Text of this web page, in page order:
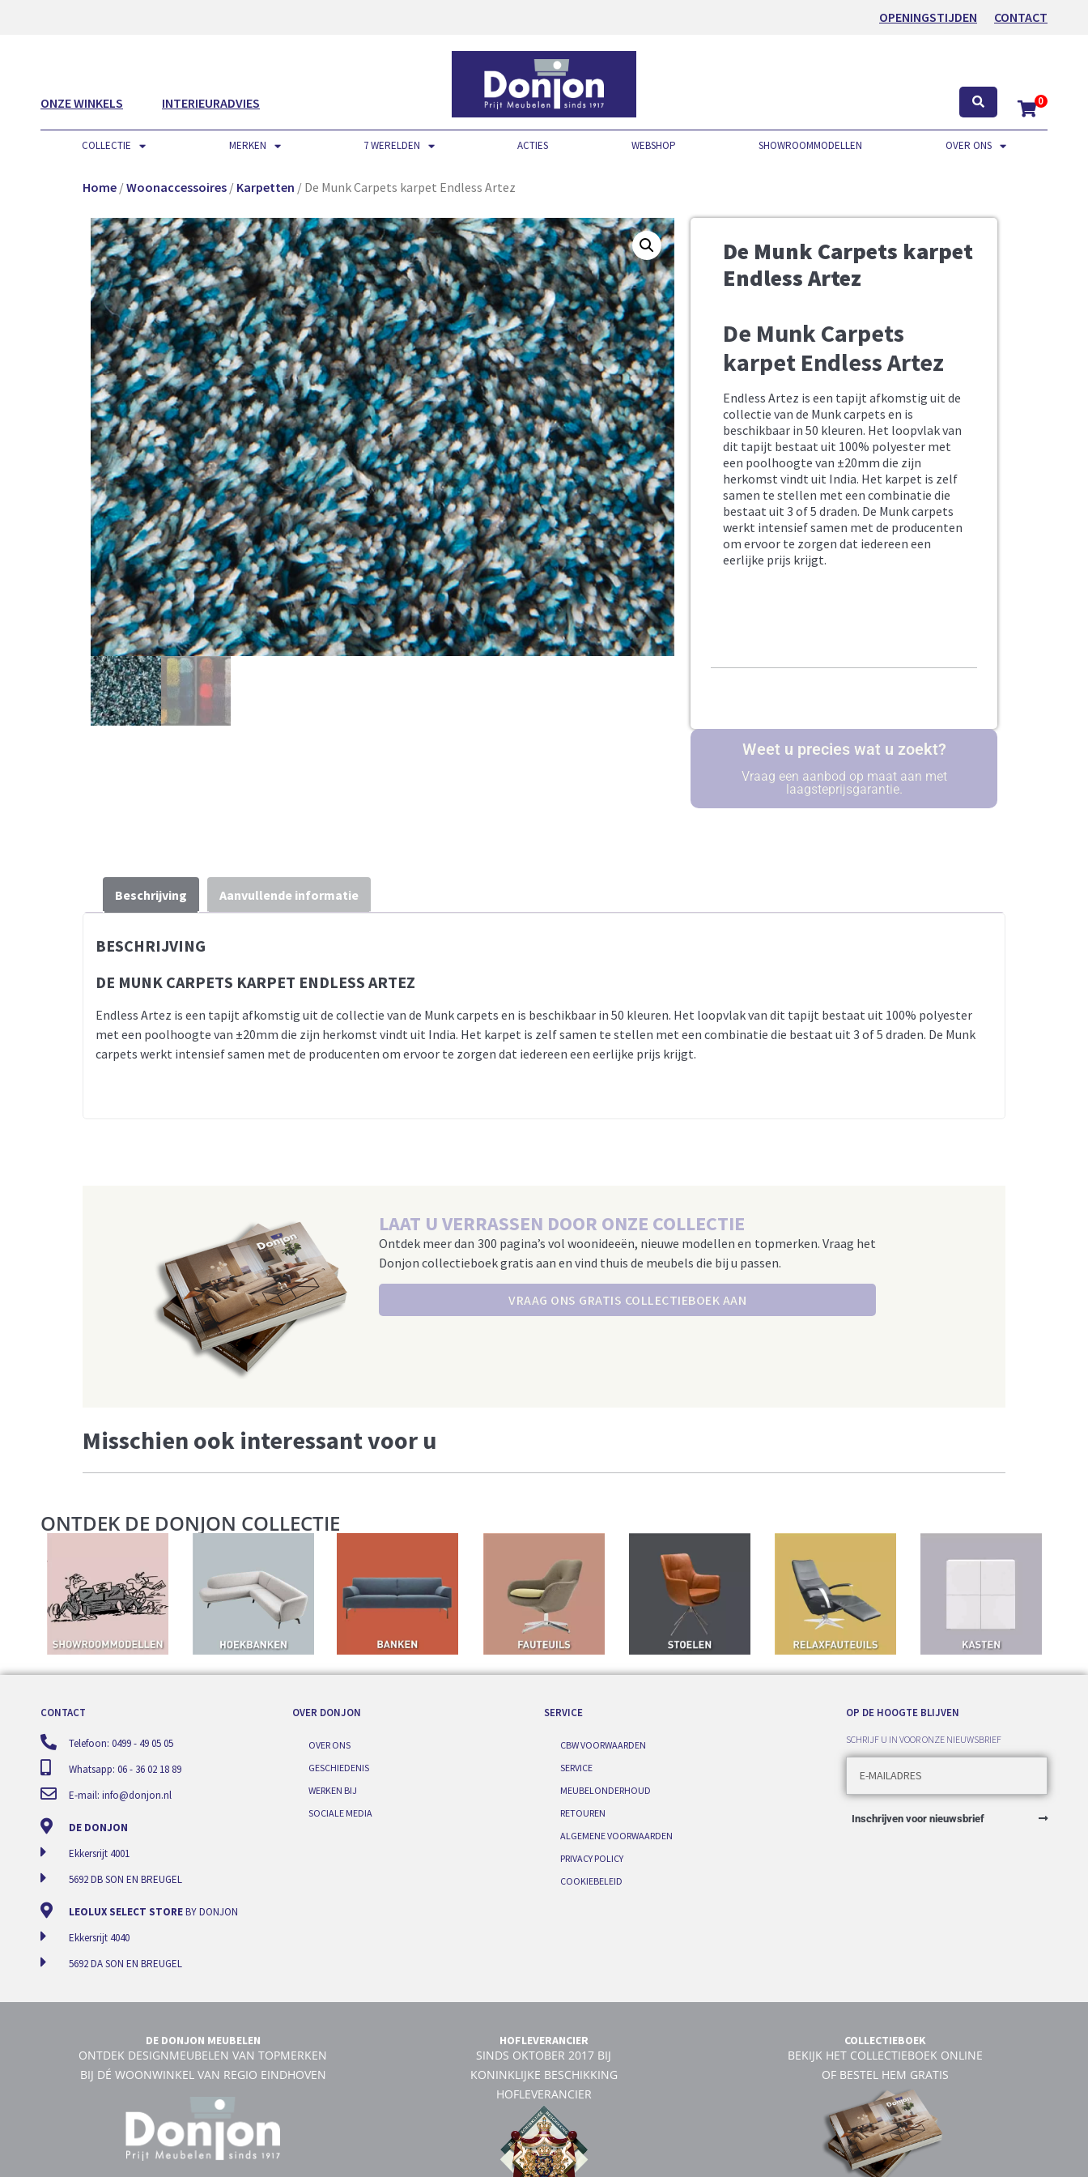
OPENINGSTIJDEN CONTACT
ONZE WINKELS INTERIEURADVIES 0
COLLECTIE MERKEN 7 WERELDEN ACTIES WEBSHOP SHOWROOMMODELLEN OVER ONS
Home /Woonaccessoires / Karpetten / De Munk Carpets karpet Endless Artez
De Munk Carpets karpet
Endless Artez
De Munk Carpets
karpet Endless Artez
Endless Artez is een tapijt afkomstig uit de
collectie van de Munk carpets en is
beschikbaar in 50 kleuren. Het loopvlak van
dit tapijt bestaat uit 100% polyester met
een poolhoogte van ±20mm die zijn
herkomst vindt uit India. Het karpet is zelf
samen te stellen met een combinatie die
bestaat uit 3 of 5 draden. De Munk carpets
werkt intensief samen met de producenten
om ervoor te zorgen dat iedereen een
eerlijke prijs krijgt.
Weet u precies wat u zoekt?
Vraag een aanbod op maat aan met
laagsteprijsgarantie.
Beschrijving Aanvullende informatie
BESCHRIJVING
DE MUNK CARPETS KARPET ENDLESS ARTEZ
Endless Artez is een tapijt afkomstig uit de collectie van de Munk carpets en is beschikbaar in 50 kleuren. Het loopvlak van dit tapijt bestaat uit 100% polyester
met een poolhoogte van ±20mm die zijn herkomst vindt uit India. Het karpet is zelf samen te stellen met een combinatie die bestaat uit 3 of 5 draden. De Munk
carpets werkt intensief samen met de producenten om ervoor te zorgen dat iedereen een eerlijke prijs krijgt.
LAAT U VERRASSEN DOOR ONZE COLLECTIE
Ontdek meer dan 300 pagina’s vol woonideeën, nieuwe modellen en topmerken. Vraag het
Donjon collectieboek gratis aan en vind thuis de meubels die bij u passen.
VRAAG ONS GRATIS COLLECTIEBOEK AAN
Misschien ook interessant voor u
ONTDEK DE DONJON COLLECTIE
CONTACT
Telefoon: 0499 - 49 05 05
Whatsapp: 06 - 36 02 18 89
E-mail: info@donjon.nl
DE DONJON
Ekkersrijt 4001
5692 DB SON EN BREUGEL
LEOLUX SELECT STOREBY DONJON
Ekkersrijt 4040
5692 DA SON EN BREUGEL
OVER DONJON
OVER ONS
GESCHIEDENIS
WERKEN BIJ
SOCIALE MEDIA
SERVICE
CBW VOORWAARDEN
SERVICE
MEUBELONDERHOUD
RETOUREN
ALGEMENE VOORWAARDEN
PRIVACY POLICY
COOKIEBELEID
OP DE HOOGTE BLIJVEN
SCHRIJF U IN VOOR ONZE NIEUWSBRIEF
Inschrijven voor nieuwsbrief
DE DONJON MEUBELEN
ONTDEK DESIGNMEUBELEN VAN TOPMERKEN
BIJ DÉ WOONWINKEL VAN REGIO EINDHOVEN
HOFLEVERANCIER
SINDS OKTOBER 2017 BIJ
KONINKLIJKE BESCHIKKING
HOFLEVERANCIER
COLLECTIEBOEK
BEKIJK HET COLLECTIEBOEK ONLINE
OF BESTEL HEM GRATIS